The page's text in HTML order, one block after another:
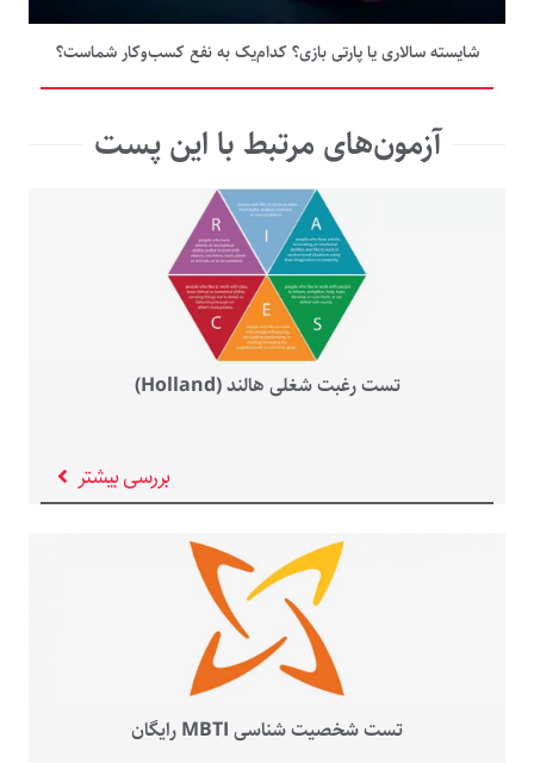
شایسته سالاری یا پارتی بازی؟ کدام‌یک به نفع کسب‌وکار شماست؟
آزمون‌های مرتبط با این پست
تست رغبت شغلی هالند (Holland)
بررسی بیشتر
تست شخصیت شناسی MBTI رایگان